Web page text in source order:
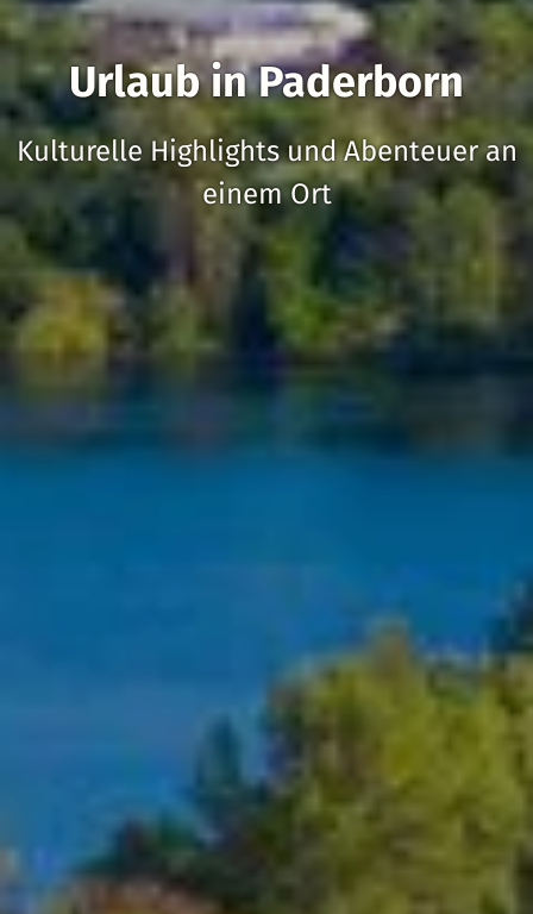
Urlaub in Paderborn
Kulturelle Highlights und Abenteuer an
einem Ort